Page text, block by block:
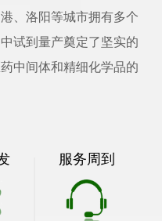
、洛阳等城市拥有多个
试到量产奠定了坚实的
中间体和精细化学品的
服务周到